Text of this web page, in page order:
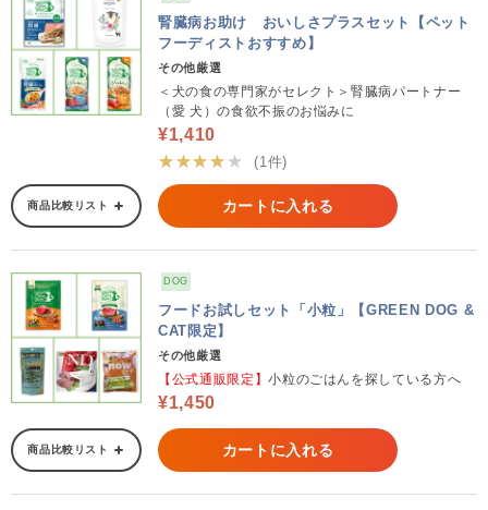
腎臓病お助け おいしさプラスセット【ペット
フーディストおすすめ】
その他厳選
＜犬の食の専門家がセレクト＞腎臓病パートナー
（愛 犬）の食欲不振のお悩みに
¥1,410
★★★★★
(1件)
商品比較リスト カートに入れる
DOG
フードお試しセット「小粒」【GREEN DOG &
CAT限定】
その他厳選
【公式通販限定】小粒のごはんを探している方へ
¥1,450
商品比較リスト カートに入れる